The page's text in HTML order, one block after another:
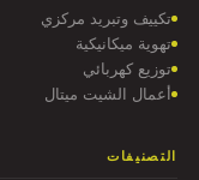
تكييف وتبريد مركزي
تهوية ميكانيكية
توزيع كهربائي
أعمال الشيت ميتال
التصنيفات